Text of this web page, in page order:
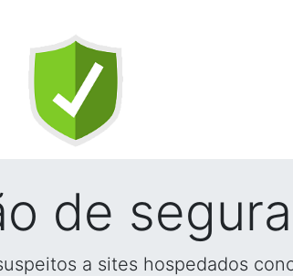
de
a sites hospedados